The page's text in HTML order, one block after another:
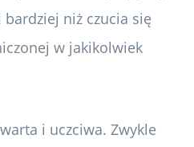
niż czucia się
w jakikolwiek
i uczciwa. Zwykle